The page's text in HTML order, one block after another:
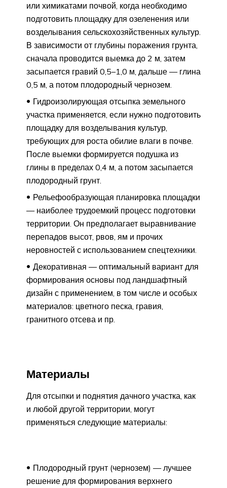
или химикатами почвой, когда необходимо
подготовить площадку для озеленения или
возделывания сельскохозяйственных культур.
В зависимости от глубины поражения грунта,
сначала проводится выемка до 2 м, затем
засыпается гравий 0,5–1,0 м, дальше — глина
0,5 м, а потом плодородный чернозем.
Гидроизолирующая отсыпка земельного
участка применяется, если нужно подготовить
площадку для возделывания культур,
требующих для роста обилие влаги в почве.
После выемки формируется подушка из
глины в пределах 0,4 м, а потом засыпается
плодородный грунт.
Рельефообразующая планировка площадки
— наиболее трудоемкий процесс подготовки
территории. Он предполагает выравнивание
перепадов высот, рвов, ям и прочих
неровностей с использованием спецтехники.
Декоративная — оптимальный вариант для
формирования основы под ландшафтный
дизайн с применением, в том числе и особых
материалов: цветного песка, гравия,
гранитного отсева и пр.
Материалы
Для отсыпки и поднятия дачного участка, как
и любой другой территории, могут
применяться следующие материалы:
Плодородный грунт (чернозем) — лучшее
решение для формирования верхнего